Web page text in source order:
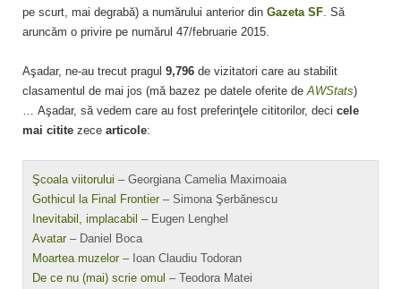
pe scurt, mai degrabă) a numărului anterior din Gazeta SF . Să
aruncăm o privire pe numărul 47/februarie 2015.
Aşadar, ne-au trecut pragul 9,796 de vizitatori care au stabilit
clasamentul de mai jos (mă bazez pe datele oferite de AWStats)
… Aşadar, să vedem care au fost preferinţele cititorilor, deci cele
mai citite zece articole:
Şcoala viitorului – Georgiana Camelia Maximoaia
Gothicul la Final Frontier– Simona Şerbănescu
Inevitabil, implacabil – Eugen Lenghel
Avatar– Daniel Boca
Moartea muzelor– Ioan Claudiu Todoran
De ce nu (mai) scrie omul – Teodora Matei